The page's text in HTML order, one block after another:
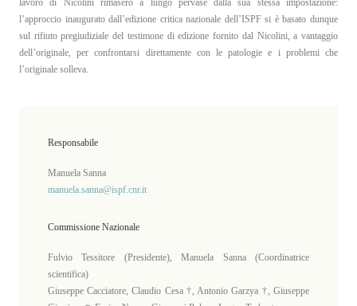
lavoro di Nicolini rimasero a lungo pervase dalla sua stessa impostazione:
l’approccio inaugurato dall’edizione critica nazionale dell’ISPF si è basato dunque
sul rifiuto pregiudiziale del testimone di edizione fornito dal Nicolini, a vantaggio
dell’originale, per confrontarsi direttamente con le patologie e i problemi che
l’originale solleva.
Responsabile
Manuela Sanna
manuela.sanna@ispf.cnr.it
Commissione Nazionale
Fulvio Tessitore (Presidente), Manuela Sanna (Coordinatrice
scientifica)
Giuseppe Cacciatore, Claudio Cesa †, Antonio Garzya †, Giuseppe